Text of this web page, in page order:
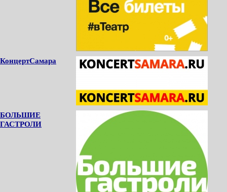
КонцертСамара
БОЛЬШИЕ
ГАСТРОЛИ